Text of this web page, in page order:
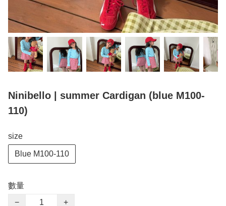
Ninibello | summer Cardigan (blue M100-
110)
size
Blue M100-110
數量
−
+